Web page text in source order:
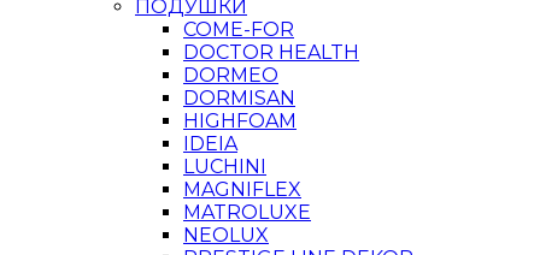
ПОДУШКИ
COME-FOR
DOCTOR HEALTH
DORMEO
DORMISAN
HIGHFOAM
IDEIA
LUCHINI
MAGNIFLEX
MATROLUXE
NEOLUX